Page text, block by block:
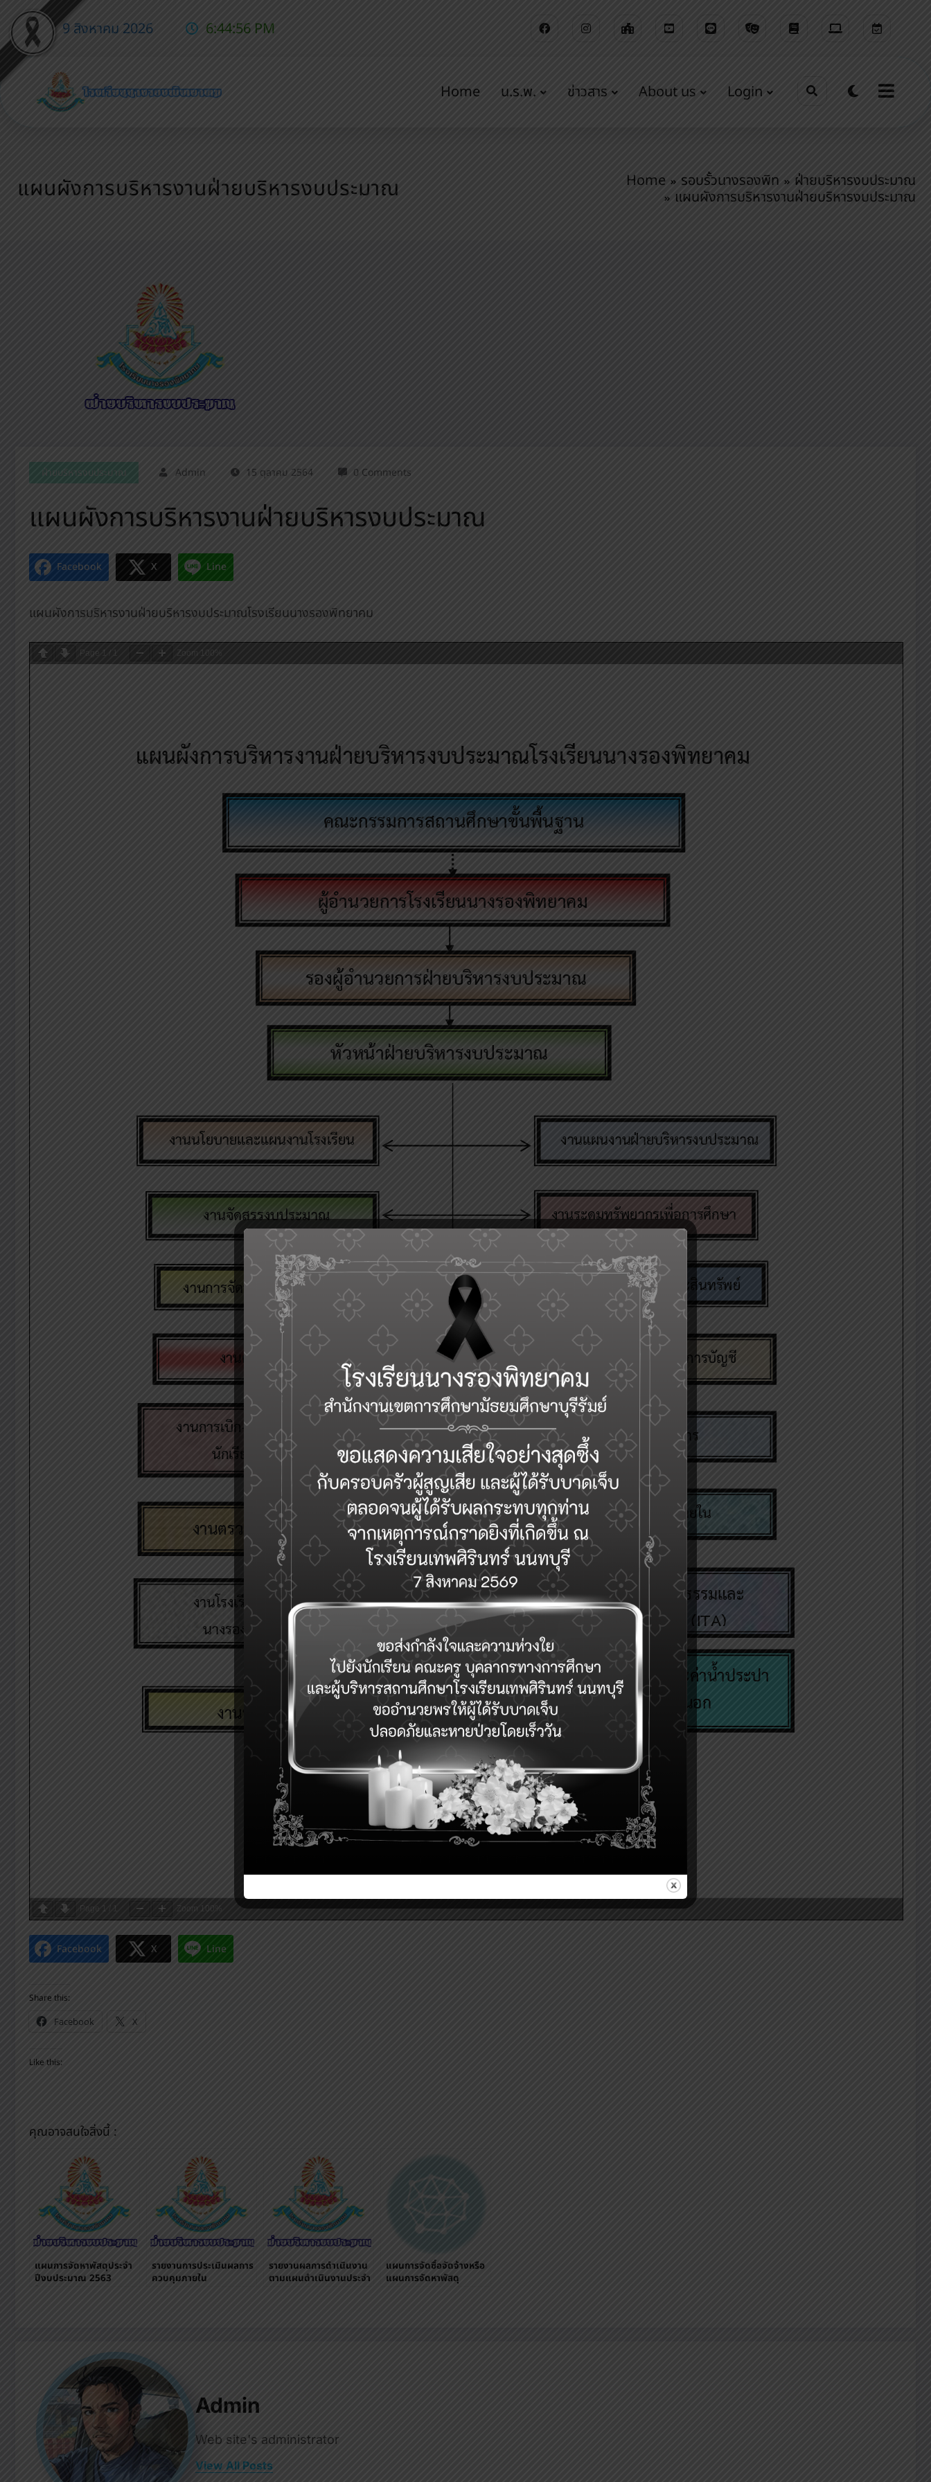
9 สิงหาคม 2026 6:44:57 PM
Home น.ร.พ. ข่าวสาร About us Login
แผนผังการบริหารงานฝ่ายบริหารงบประมาณ Home รอบรั้วนางรองพิท
ฝ่ายบริหารงบประมาณ
แผนผังการบริหารงานฝ่ายบริหารงบประมาณ
ฝ่ายบริหารงบประมาณ Admin 15 ตุลาคม 2564 0 Comments
แผนผังการบริหารงานฝ่ายบริหารงบประมาณ
Facebook X Line
แผนผังการบริหารงานฝ่ายบริหารงบประมาณโรงเรียนนางรองพิทยาคม
Page 1 / 1 Zoom 100%
Page 1 Zoom 100%
Facebook X Line
Share this:
Facebook
X
Like this:
คุณอาจสนใจสิ่งนี้ :
แผนการจัดหาพัสดุประจํา
ปีงบประมาณ 2563
รายงานการประเมินผลการ
ควบคุมภายใน
รายงานผลการดำเนินงาน
ตามแผนดำเนินงานประจำ
แผนการจัดซื้อจัดจ้างหรือ
แผนการจัดหาพัสดุ
Admin
Web site's administrator
View All Posts